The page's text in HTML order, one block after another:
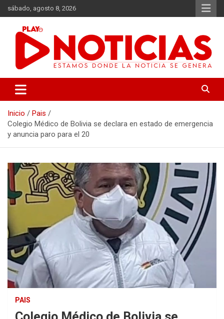
Saltar
al
contenido
sábado, agosto 8, 2026
Play Noticias
Inicio
Pais
Colegio Médico de Bolivia se declara en estado de emergencia
y anuncia paro para el 20
PAIS